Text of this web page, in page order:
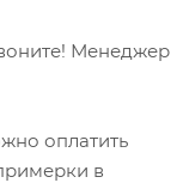
Менеджер
оплатить
в